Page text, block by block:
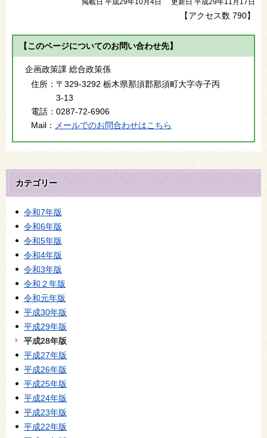
【アクセス数 790】
【このページについてのお問い合わせ先】
企画政策課 総合政策係
住所： 〒329-3292 栃木県那須郡那須町大字寺子丙
3-13
電話： 0287-72-6906
Mail：
メールでのお問合わせはこちら
カテゴリー
令和7年版
令和6年版
令和5年版
令和4年版
令和3年版
令和２年版
令和元年版
平成30年版
平成29年版
平成28年版
平成27年版
平成26年版
平成25年版
平成24年版
平成23年版
平成22年版